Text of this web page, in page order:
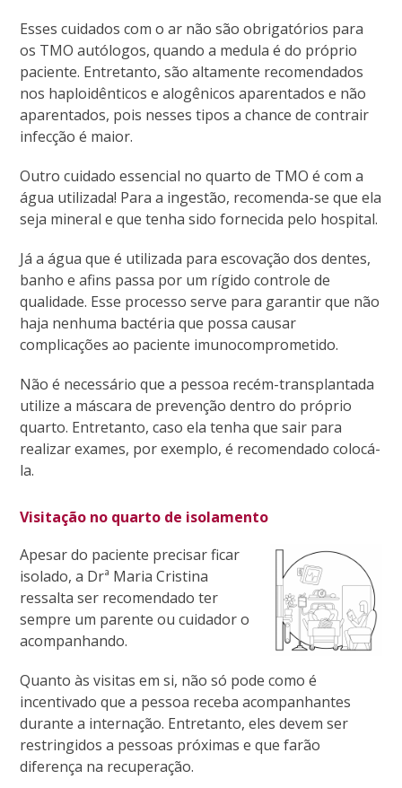
Esses cuidados com o ar não são obrigatórios para
os TMO autólogos, quando a medula é do próprio
paciente. Entretanto, são altamente recomendados
nos haploidênticos e alogênicos aparentados e não
aparentados, pois nesses tipos a chance de contrair
infecção é maior.
Outro cuidado essencial no quarto de TMO é com a
água utilizada! Para a ingestão, recomenda-se que ela
seja mineral e que tenha sido fornecida pelo hospital.
Já a água que é utilizada para escovação dos dentes,
banho e afins passa por um rígido controle de
qualidade. Esse processo serve para garantir que não
haja nenhuma bactéria que possa causar
complicações ao paciente imunocomprometido.
Não é necessário que a pessoa recém-transplantada
utilize a máscara de prevenção dentro do próprio
quarto. Entretanto, caso ela tenha que sair para
realizar exames, por exemplo, é recomendado colocá-
la.
Visitação no quarto de isolamento
Apesar do paciente precisar ficar
isolado, a Drª Maria Cristina
ressalta ser recomendado ter
sempre um parente ou cuidador o
acompanhando.
Quanto às visitas em si, não só pode como é
incentivado que a pessoa receba acompanhantes
durante a internação. Entretanto, eles devem ser
restringidos a pessoas próximas e que farão
diferença na recuperação.